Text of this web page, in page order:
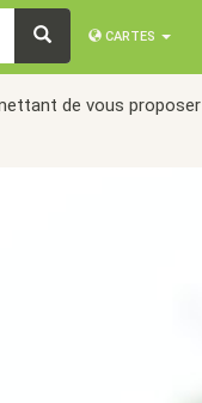
CARTES
de vous proposer